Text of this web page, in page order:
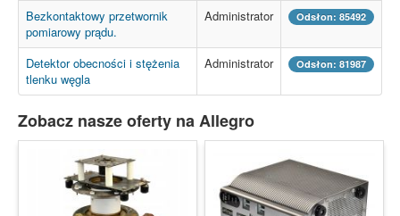
Bezkontaktowy przetwornik
pomiarowy prądu.
Administrator Odsłon: 85492
Detektor obecności i stężenia
tlenku węgla
Administrator Odsłon: 81987
Zobacz nasze oferty na Allegro